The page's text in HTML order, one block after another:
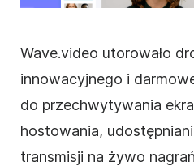
Wave.video utorowało
innowacyjnego i
do przechwytywania
hostowania,
transmisji na żywo